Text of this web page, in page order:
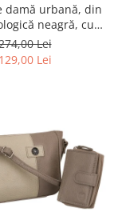
damă urbană, din
neagră, cu
- Peterson
JK6-06-6642
Lei
129,00 Lei